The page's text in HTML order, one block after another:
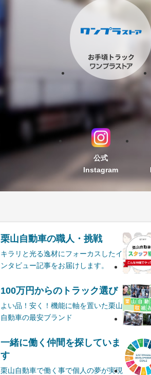
公式
Instagram
栗山自動車の職人・挑戦
キラリと光る逸材にフォーカスしたイ
ンタビュー記事をお届けします。
100万円からのトラック選び
よい品！安く！機能に軸を置いた栗山
自動車の最安ブランド
一緒に働く仲間を探していま
す
栗山自動車で働く事で個人の夢が実現